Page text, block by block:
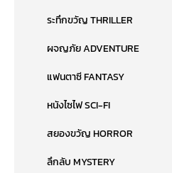
ระทึกขวัญ THRILLER
ผจญภัย ADVENTURE
แฟนตาซี FANTASY
หนังไซไฟ SCI-FI
สยองขวัญ HORROR
ลึกลับ MYSTERY